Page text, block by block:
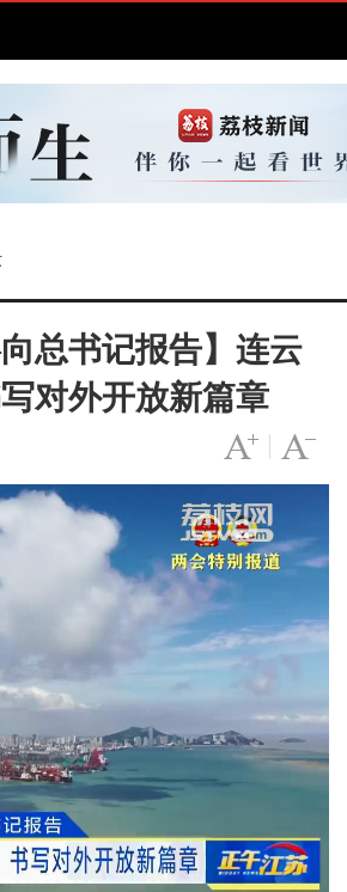
总书记报告】连云
对外开放新篇章
字号变小